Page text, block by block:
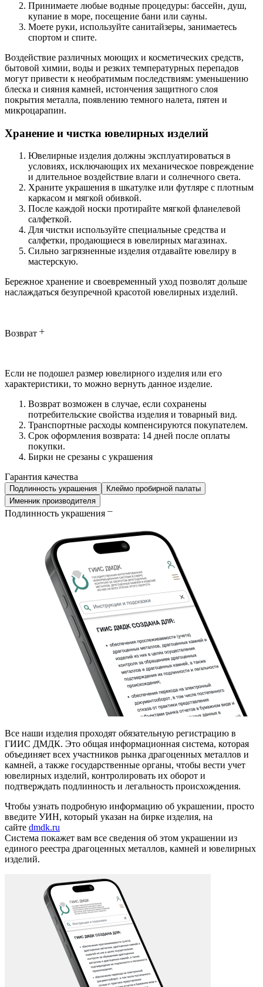
Принимаете любые водные процедуры: бассейн, душ,
купание в море, посещение бани или сауны.
Моете руки, используйте санитайзеры, занимаетесь
спортом и спите.
Воздействие различных моющих и косметических средств,
бытовой химии, воды и резких температурных перепадов
могут привести к необратимым последствиям: уменьшению
блеска и сияния камней, истончения защитного слоя
покрытия металла, появлению темного налета, пятен и
микроцарапин.
Хранение и чистка ювелирных изделий
Ювелирные изделия должны эксплуатироваться в
условиях, исключающих их механическое повреждение
и длительное воздействие влаги и солнечного света.
Храните украшения в шкатулке или футляре с плотным
каркасом и мягкой обивкой.
После каждой носки протирайте мягкой фланелевой
салфеткой.
Для чистки используйте специальные средства и
салфетки, продающиеся в ювелирных магазинах.
Сильно загрязненные изделия отдавайте ювелиру в
мастерскую.
Бережное хранение и своевременный уход позволят дольше
наслаждаться безупречной красотой ювелирных изделий.
Возврат
Если не подошел размер ювелирного изделия или его
характеристики, то можно вернуть данное изделие.
Возврат возможен в случае, если сохранены
потребительские свойства изделия и товарный вид.
Транспортные расходы компенсируются покупателем.
Срок оформления возврата: 14 дней после оплаты
покупки.
Бирки не срезаны с украшения
Гарантия качества
Подлинность украшения
Клеймо пробирной палаты
Именник производителя
Подлинность украшения
Все наши изделия проходят обязательную регистрацию в
ГИИС ДМДК. Это общая информационная система, которая
объединяет всех участников рынка драгоценных металлов и
камней, а также государственные органы, чтобы вести учет
ювелирных изделий, контролировать их оборот и
подтверждать подлинность и легальность происхождения.
Чтобы узнать подробную информацию об украшении, просто
введите УИН, который указан на бирке изделия, на
сайте dmdk.ru
Система покажет вам все сведения об этом украшении из
единого реестра драгоценных металлов, камней и ювелирных
изделий.